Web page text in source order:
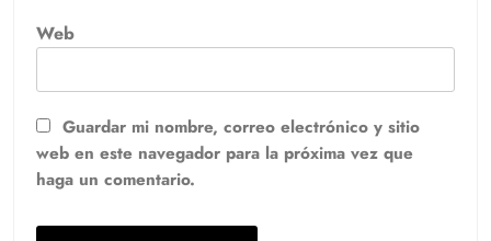
Web
Guardar mi nombre, correo electrónico y sitio
web en este navegador para la próxima vez que
haga un comentario.